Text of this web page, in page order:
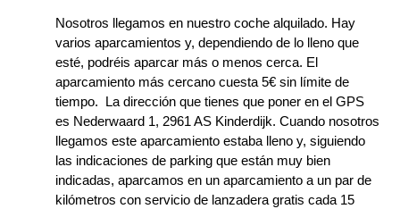
Nosotros llegamos en nuestro coche alquilado. Hay
varios aparcamientos y, dependiendo de lo lleno que
esté, podréis aparcar más o menos cerca. El
aparcamiento más cercano cuesta 5€ sin límite de
tiempo. La dirección que tienes que poner en el GPS
es Nederwaard 1, 2961 AS Kinderdijk. Cuando nosotros
llegamos este aparcamiento estaba lleno y, siguiendo
las indicaciones de parking que están muy bien
indicadas, aparcamos en un aparcamiento a un par de
kilómetros con servicio de lanzadera gratis cada 15